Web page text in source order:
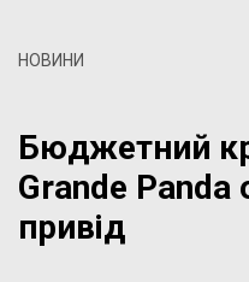
НОВИНИ
Бюджетний
Grande
привід